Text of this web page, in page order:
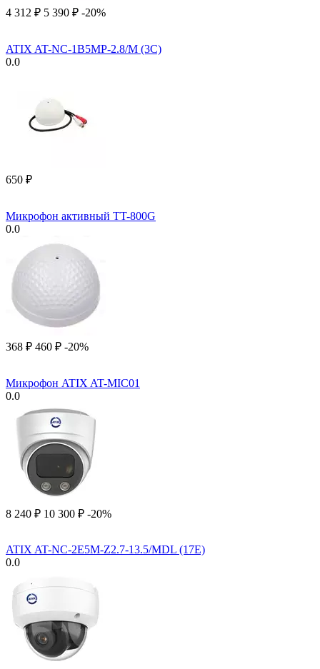
4 312 ₽ 5 390 ₽ -20%
ATIX AT-NC-1B5MP-2.8/M (3C)
0.0
‍650‍ ₽
Микрофон активный TT-800G
0.0
‍368‍ ₽ ‍460‍ ₽ -20%
Микрофон ATIX AT-MIC01
0.0
8 240 ₽ 10 300 ₽ -20%
ATIX AT-NC-2E5M-Z2.7-13.5/MDL (17E)
0.0